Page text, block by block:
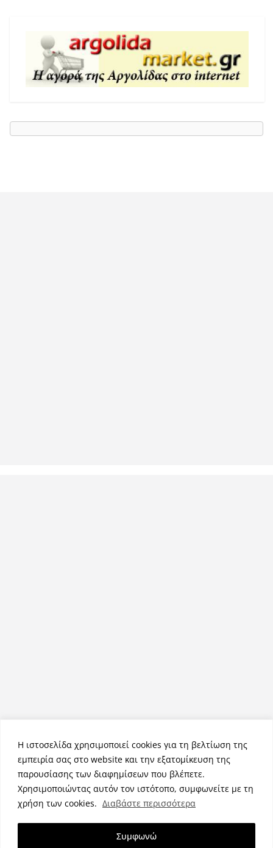
Η ιστοσελίδα χρησιμοποιεί cookies για τη βελτίωση της
εμπειρία σας στο website και την εξατομίκευση της
παρουσίασης των διαφημίσεων που βλέπετε.
Χρησιμοποιώντας αυτόν τον ιστότοπο, συμφωνείτε με τη
χρήση των cookies. Διαβάστε περισσότερα
Συμφωνώ
Πνευματικά Δικαιώματα © 2026NemeaPress. Τα πνευματικά
δικαιώματα προστατεύονται.
Θέμα:ColorMagαπό ThemeGrill. Κατασκευασμένο με
WordPress